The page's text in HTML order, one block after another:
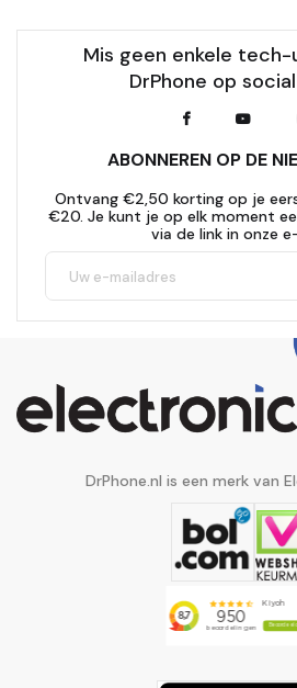
Mis geen enkele tech-
DrPhone op
ABONNEREN OP DE
Ontvang €2,50 korting op je
€20. Je kunt je op elk moment
via de link in onze
DrPhone.nl is een merk van